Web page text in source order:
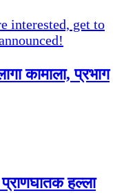
कामाला, प्रभाग
हल्ला